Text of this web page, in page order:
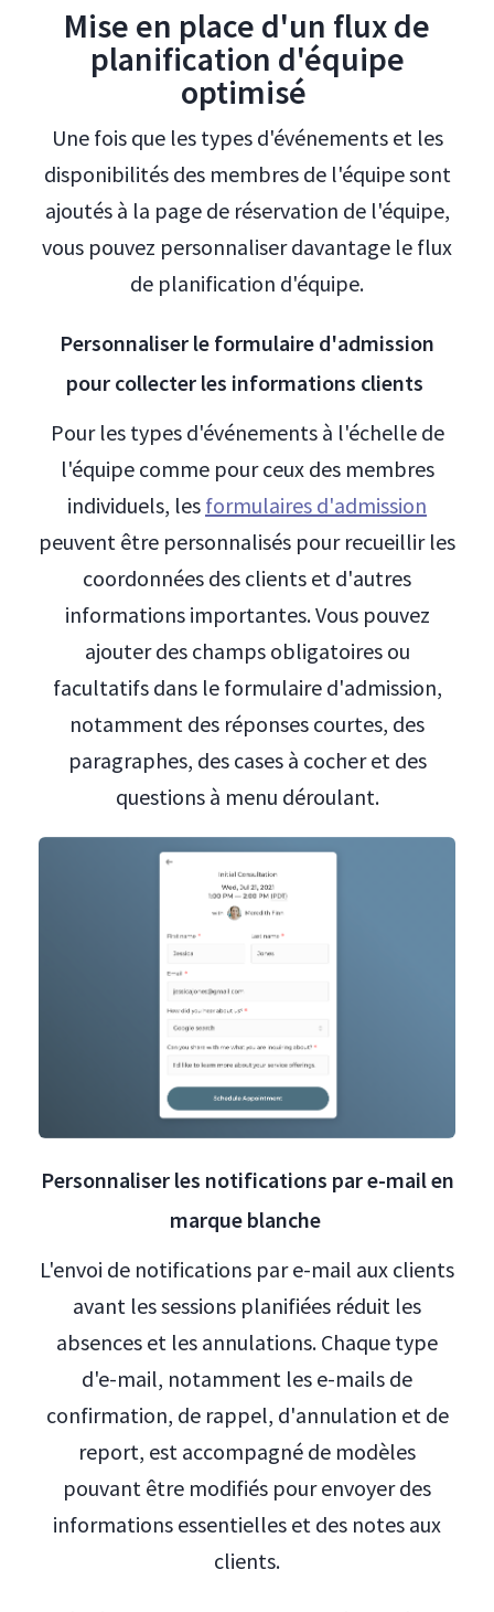
Mise en place d'un flux de
planification d'équipe
optimisé
Une fois que les types d'événements et les
disponibilités des membres de l'équipe sont
ajoutés à la page de réservation de l'équipe,
vous pouvez personnaliser davantage le flux
de planification d'équipe.
Personnaliser le formulaire d'admission
pour collecter les informations clients
Pour les types d'événements à l'échelle de
l'équipe comme pour ceux des membres
individuels, les formulaires d'admission
peuvent être personnalisés pour recueillir les
coordonnées des clients et d'autres
informations importantes. Vous pouvez
ajouter des champs obligatoires ou
facultatifs dans le formulaire d'admission,
notamment des réponses courtes, des
paragraphes, des cases à cocher et des
questions à menu déroulant.
Personnaliser les notifications par e-mail en
marque blanche
L'envoi de notifications par e-mail aux clients
avant les sessions planifiées réduit les
absences et les annulations. Chaque type
d'e-mail, notamment les e-mails de
confirmation, de rappel, d'annulation et de
report, est accompagné de modèles
pouvant être modifiés pour envoyer des
informations essentielles et des notes aux
clients.